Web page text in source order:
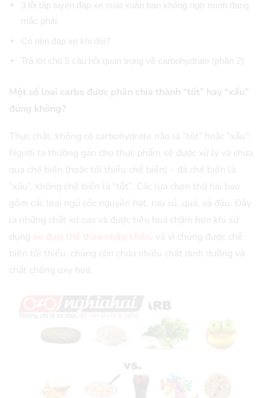
3 lỗi tập luyện đạp xe mùa xuân bạn không ngờ mình đang
mắc phải
Có nên đạp xe khi đói?
Trả lời cho 5 câu hỏi quan trọng về carbohydrate (phần 2)
Một số loại carbs được phân chia thành “tốt” hay “xấu”
đúng không?
Thực chất, không có carbohydrate nào là “tốt” hoặc “xấu”:
Người ta thường gán cho thực phẩm sẽ được xử lý và chưa
qua chế biến (hoặc tối thiểu chế biến) – đã chế biến là
“xấu”, không chế biến là “tốt”. Các lựa chọn thứ hai bao
gồm các loại ngũ cốc nguyên hạt, rau củ, quả, và đậu. Đây
là những chất xơ cao và được tiêu hoá chậm hơn khi sử
dụng
, và vì chúng được chế
biến tối thiểu, chúng còn chứa nhiều chất dinh dưỡng và
chất chống oxy hoá.